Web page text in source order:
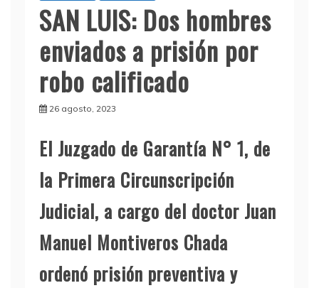
SAN LUIS: Dos hombres
enviados a prisión por
robo calificado
26 agosto, 2023
El Juzgado de Garantía N° 1, de
la Primera Circunscripción
Judicial, a cargo del doctor Juan
Manuel Montiveros Chada
ordenó prisión preventiva y